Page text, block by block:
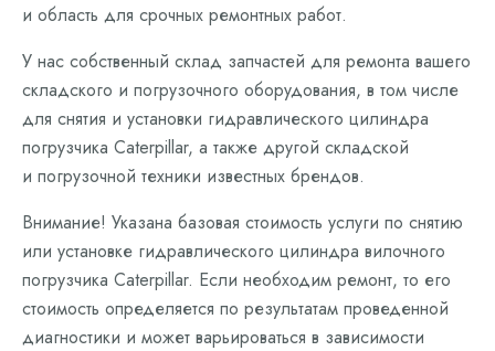
и область для срочных ремонтных работ.
У нас собственный склад запчастей для ремонта вашего
складского и погрузочного оборудования, в том числе
для снятия и установки гидравлического цилиндра
погрузчика Caterpillar, а также другой складской
и погрузочной техники известных брендов.
Внимание! Указана базовая стоимость услуги по снятию
или установке гидравлического цилиндра вилочного
погрузчика Caterpillar. Если необходим ремонт, то его
стоимость определяется по результатам проведенной
диагностики и может варьироваться в зависимости